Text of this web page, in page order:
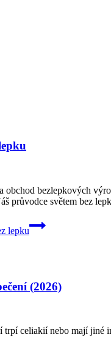
obchod bezlepkových
průvodce světem bez
lepku
(2026)
celiakií nebo mají jiné